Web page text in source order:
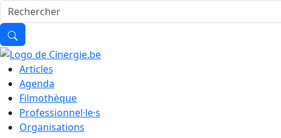
Articles
Agenda
Filmothèque
Professionnel·le·s
Organisations